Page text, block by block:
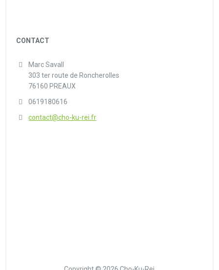
CONTACT
Marc Savall
303 ter route de Roncherolles
76160 PREAUX
0619180616
contact@cho-ku-rei.fr